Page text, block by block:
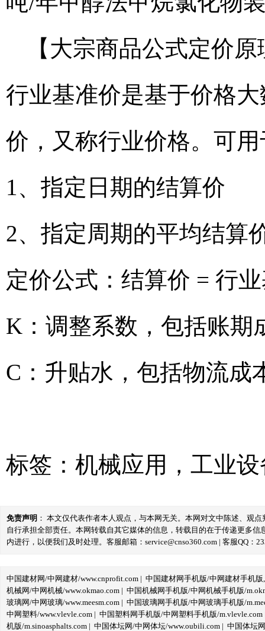
【大宗商品公式定价
行业基准价是基于价格
价，又称行业价格。可
1、指定日期的结算价
2、指定周期的平均结算
定价公式：结算价 = 行
K：调整系数，包括账期
C：升贴水，包括物流成
标签： 机械应用 ， 工业设
免责声明 ： 本文仅代表作者本人观点，与本网无关。本网对文中陈述、观
自行承担全部责任。本网转载自其它媒体的信息，转载目的在于传递更多
内进行，以便我们及时处理。客服邮箱：service@cnso360.com | 客服QQ：
中国建材网/中网建材/www.cnprofit.com | 中国建材网手机版/中网建材手机版
机械网/中网机械/www.okmao.com | 中国机械网手机版/中网机械手机版/
玻璃网/中网玻璃/www.meesm.com | 中国玻璃网手机版/中网玻璃手机版/
中网塑料/www.vlevle.com | 中国塑料网手机版/中网塑料手机版/m.vlevle.com
机版/m.sinoasphalts.com | 中国体坛网/中网体坛/www.oubili.com | 中国体坛